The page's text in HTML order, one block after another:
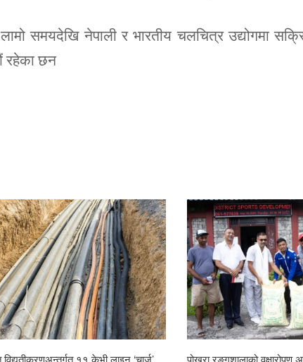
समयदेखि नेपाली र भारतीय चलचित्र उद्योगमा
रहेका छन
११ केभी लाइन ‘चार्ज’
पोखरा रङ्गशालाको वृक्षारोपण अभियानलाई सहयोगः